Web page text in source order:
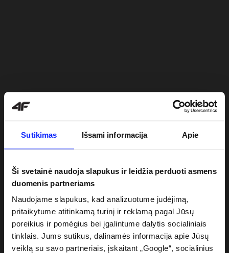
Sutikimas Išsami informacija Apie
Ši svetainė naudoja slapukus ir leidžia perduoti asmens
duomenis partneriams
Naudojame slapukus, kad analizuotume judėjimą,
pritaikytume atitinkamą turinį ir reklamą pagal Jūsų
poreikius ir pomėgius bei įgalintume dalytis socialiniais
tinklais. Jums sutikus, dalinamės informacija apie Jūsų
veiklą su savo partneriais, įskaitant „Google“, socialinius